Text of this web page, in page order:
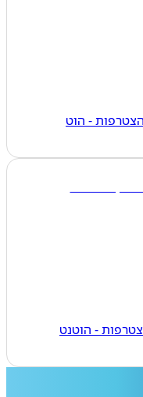
- הוט
- הוטנט